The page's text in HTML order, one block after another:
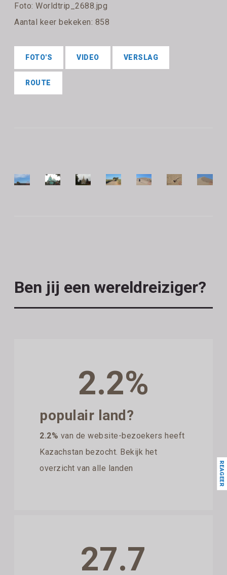
Foto: Worldtrip_2688.jpg
Aantal keer bekeken: 858
FOTO'S VIDEO VERSLAG
ROUTE
Ben jij een wereldreiziger?
2.2%
populair land?
2.2% van de website-bezoekers heeft
Kazachstan bezocht. Bekijk het
overzicht van alle landen
27.7
REAGEER